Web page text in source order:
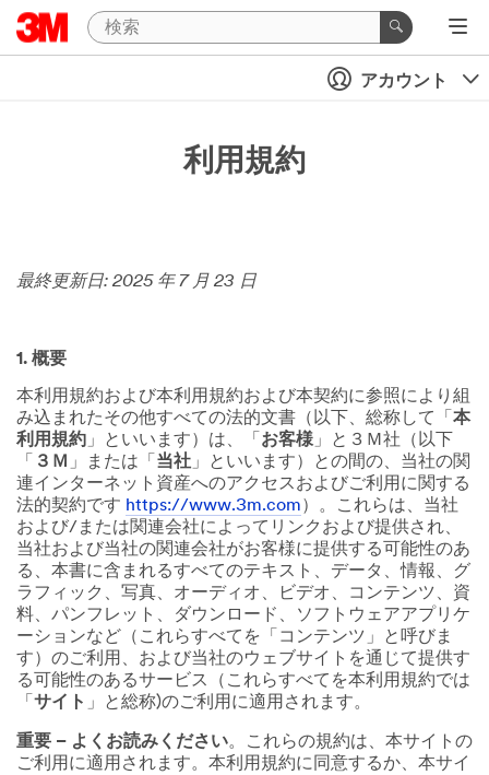
アカウント
利用規約
最終更新日: 2025 年 7 月 23 日
1. 概要
本利用規約および本利用規約および本契約に参照により組
み込まれたその他すべての法的文書（以下、総称して「 本
利用規約 」といいます）は、「 お客様 」と３Ｍ社（以下
「
３Ｍ 」または「 当社 」といいます）との間の、当社の関
連インターネット資産へのアクセスおよびご利用に関する
法的契約です https://www.3m.com）。これらは、当社
および/または関連会社によってリンクおよび提供され、
当社および当社の関連会社がお客様に提供する可能性のあ
る、本書に含まれるすべてのテキスト、データ、情報、グ
ラフィック、写真、オーディオ、ビデオ、コンテンツ、資
料、パンフレット、ダウンロード、ソフトウェアアプリケ
ーションなど（これらすべてを「コンテンツ」と呼びま
す）のご利用、および当社のウェブサイトを通じて提供す
る可能性のあるサービス（これらすべてを本利用規約では
「 サイト 」と総称)のご利用に適用されます。
重要 – よくお読みください。これらの規約は、本サイトの
ご利用に適用されます。本利用規約に同意するか、本サイ